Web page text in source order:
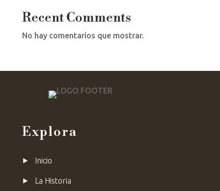
Recent Comments
No hay comentarios que mostrar.
Explora
⯈ Inicio
⯈ La Historia